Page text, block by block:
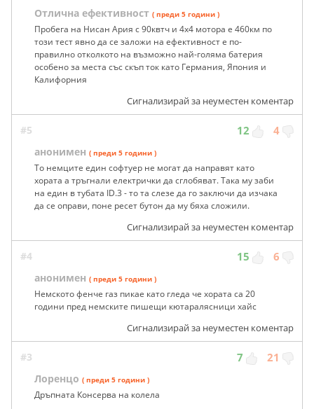
Отлична ефективност ( преди 5 години )
Пробега на Нисан Ария с 90квтч и 4х4 мотора е 460км по
този тест явно да се заложи на ефективност е по-
правилно отколкото на възможно най-голяма батерия
особено за места със скъп ток като Германия, Япония и
Калифорния
Сигнализирай за неуместен коментар
#5 12 4
анонимен ( преди 5 години )
То немците един софтуер не могат да направят като
хората а тръгнали електрички да сглобяват. Така му заби
на един в тубата ID.3 - то та слезе да го заключи да изчака
да се оправи, поне ресет бутон да му бяха сложили.
Сигнализирай за неуместен коментар
#4 15 6
анонимен ( преди 5 години )
Немското фенче газ пикae като гледа че хората са 20
години пред немските пишещи кютаралясници хайс
Сигнализирай за неуместен коментар
#3 7 21
Лоренцо ( преди 5 години )
Дръпната Консерва на колела